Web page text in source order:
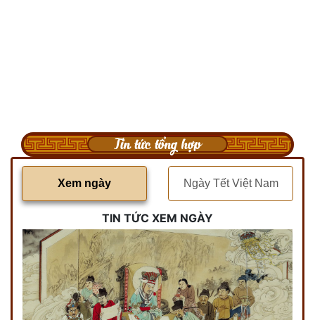
Tin tức tổng hợp
Xem ngày Ngày Tết Việt Nam
TIN TỨC XEM NGÀY